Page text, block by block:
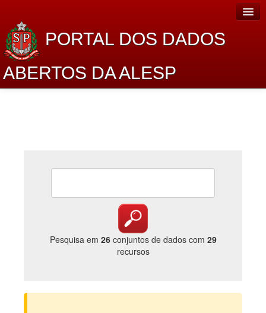
PORTAL DOS DADOS
ABERTOS DA ALESP
Lei de Acesso à Informação
Catálogo de dados
Pesquisa em 26conjuntos de dados com 29
recursos